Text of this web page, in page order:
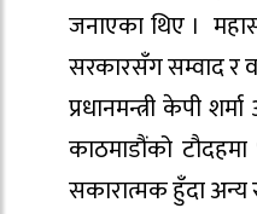
जनाएका थिए ।
सरकारसँग सम्वाद र
प्रधानमन्त्री केपी
काठमाडौंको
सकारात्मक हुँदा